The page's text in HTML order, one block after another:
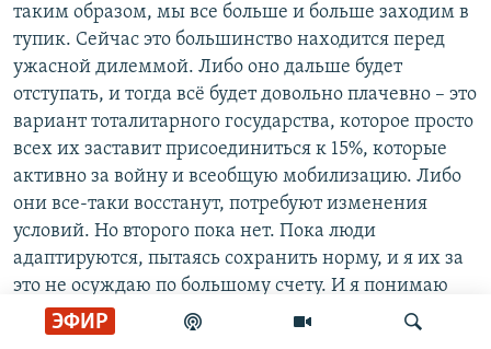
ЭФИР
таким образом, мы все больше и больше заходим в
тупик. Сейчас это большинство находится перед
ужасной дилеммой. Либо оно дальше будет
отступать, и тогда всё будет довольно плачевно – это
вариант тоталитарного государства, которое просто
всех их заставит присоединиться к 15%, которые
активно за войну и всеобщую мобилизацию. Либо
они все-таки восстанут, потребуют изменения
условий. Но второго пока нет. Пока люди
адаптируются, пытаясь сохранить норму, и я их за
это не осуждаю по большому счету. И я понимаю
также, что это продукт неолиберального
эксперимента над российским населением,